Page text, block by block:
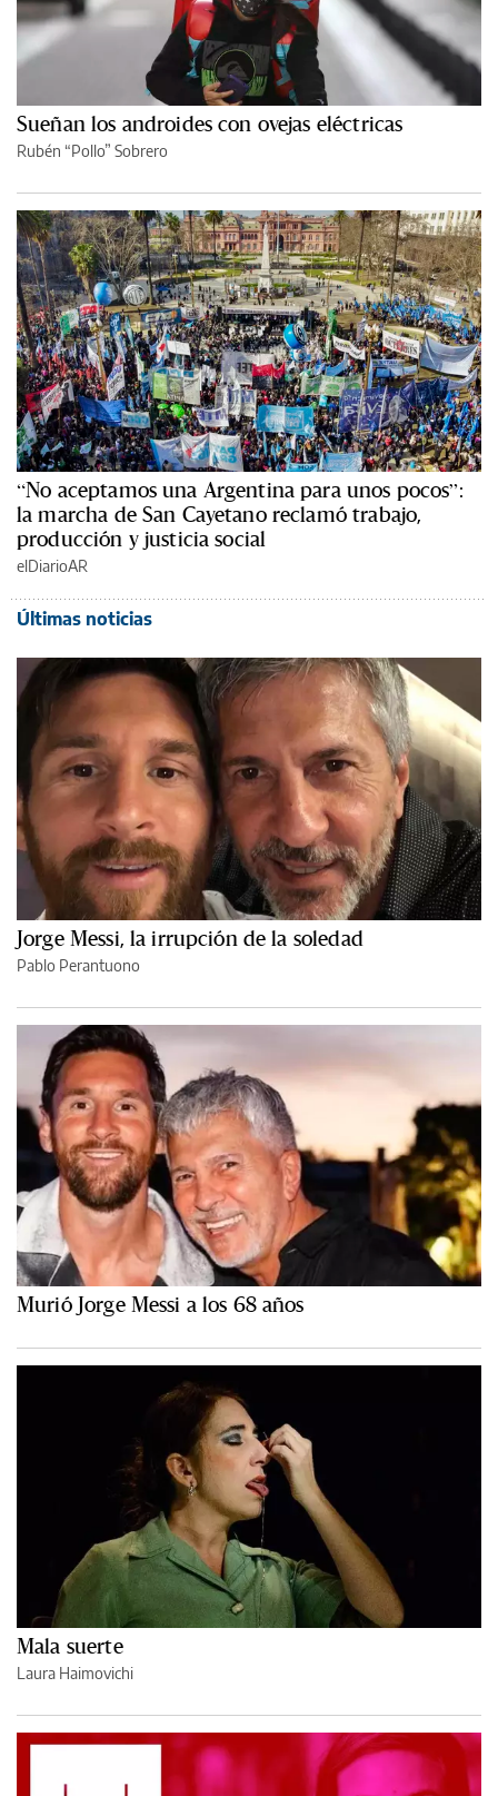
Sueñan los androides con ovejas eléctricas
Rubén “Pollo” Sobrero
“No aceptamos una Argentina para unos pocos”:
la marcha de San Cayetano reclamó trabajo,
producción y justicia social
elDiarioAR
Últimas noticias
Jorge Messi, la irrupción de la soledad
Pablo Perantuono
Murió Jorge Messi a los 68 años
Mala suerte
Laura Haimovichi